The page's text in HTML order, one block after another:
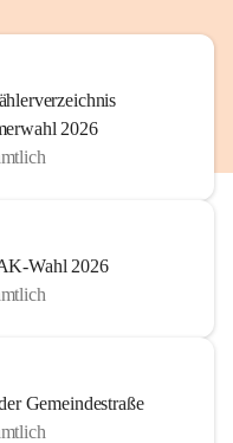
2026
Wahl 2026
Gemeindestraße